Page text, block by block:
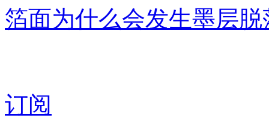
箔面为什么会发生墨层
订阅